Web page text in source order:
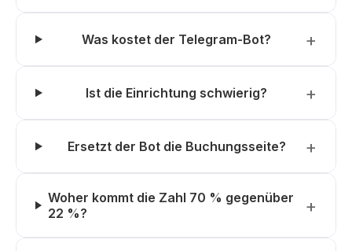
Was kostet der Telegram-Bot?
Ist die Einrichtung schwierig?
Ersetzt der Bot die Buchungsseite?
Woher kommt die Zahl 70 % gegenüber
22 %?